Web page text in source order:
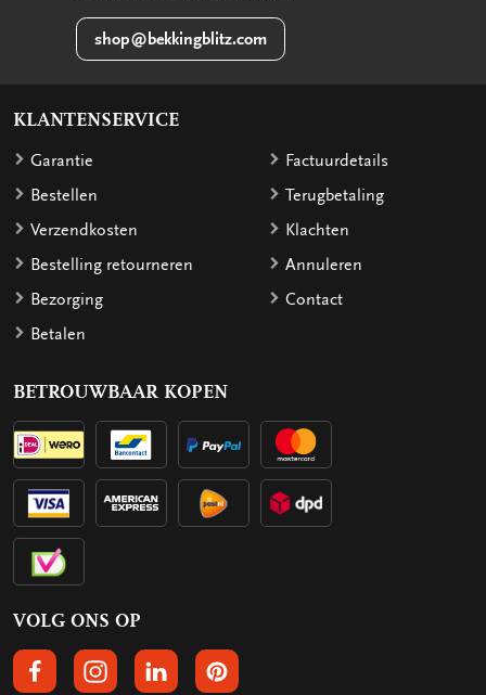
shop@bekkingblitz.com
KLANTENSERVICE
Garantie
Bestellen
Verzendkosten
Bestelling retourneren
Bezorging
Betalen
Factuurdetails
Terugbetaling
Klachten
Annuleren
Contact
BETROUWBAAR KOPEN
VOLG ONS OP